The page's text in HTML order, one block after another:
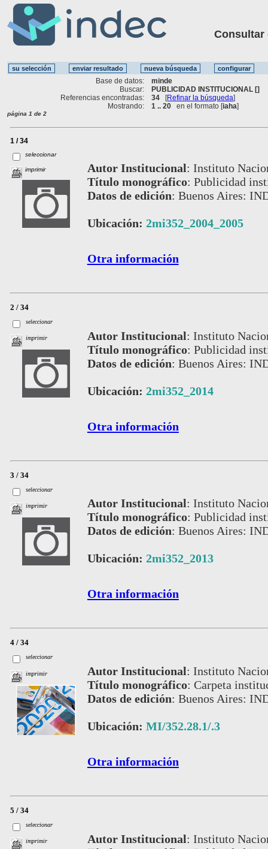
Consultar
Base de datos:
minde
Buscar:
PUBLICIDAD INSTITUCIONAL []
Referencias encontradas:
34 [Refinar la búsqueda]
Mostrando:
1 .. 20 en el formato [iaha]
página 1 de 2
1 / 34
seleccionar
imprimir Autor Institucional: Instituto
Título monográfico: Publicidad
Datos de edición: Buenos Aires:
Ubicación: 2mi352_2004_2005
Otra información
2 / 34
seleccionar
imprimir Autor Institucional: Instituto
Título monográfico: Publicidad
Datos de edición: Buenos Aires:
Ubicación: 2mi352_2014
Otra información
3 / 34
seleccionar
imprimir Autor Institucional: Instituto
Título monográfico: Publicidad
Datos de edición: Buenos Aires:
Ubicación: 2mi352_2013
Otra información
4 / 34
seleccionar
imprimir Autor Institucional: Instituto
Título monográfico: Carpeta
Datos de edición: Buenos Aires:
Ubicación: MI/352.28.1/.3
Otra información
5 / 34
seleccionar
imprimir Autor Institucional: Instituto